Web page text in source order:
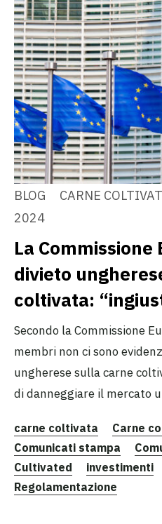
BLOG CARNE
2024
La Commissione
divieto
coltivata:
Secondo la Commissione
membri non ci sono
ungherese sulla carne
di danneggiare il mercato
carne coltivata
Carne
Comunicati stampa
Cultivated
investimenti
Regolamentazione